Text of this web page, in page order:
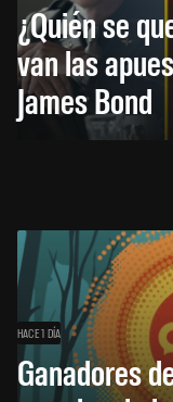
¿Quién se
van las
James Bond
HACE 1 DÍA
Ganadores